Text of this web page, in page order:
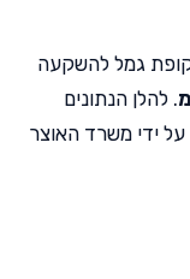
גמל להשקעה
. להלן הנתונים
ידי משרד האוצר